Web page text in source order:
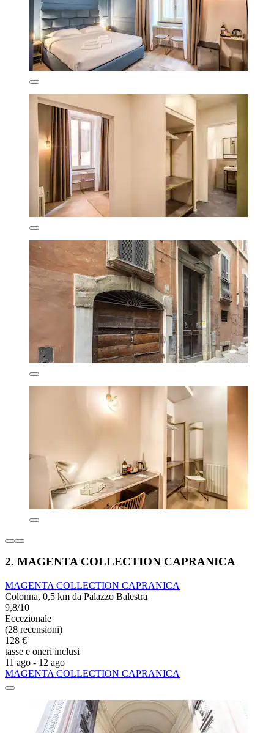
2. MAGENTA COLLECTION CAPRANICA
MAGENTA COLLECTION CAPRANICA
Colonna, 0,5 km da Palazzo Balestra
9,8/10
Eccezionale
(28 recensioni)
128 €
tasse e oneri inclusi
11 ago - 12 ago
MAGENTA COLLECTION CAPRANICA